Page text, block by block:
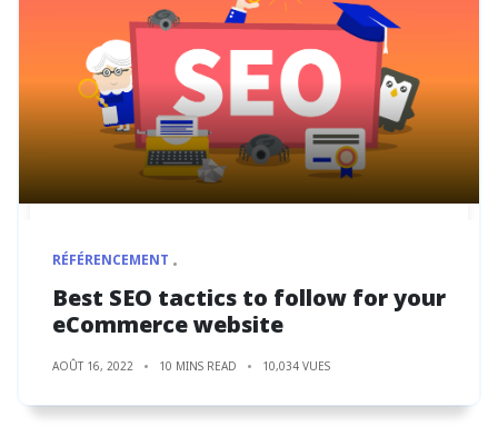
RÉFÉRENCEMENT
Best SEO tactics to follow for your
eCommerce website
AOÛT 16, 2022 10 MINS READ 10,034 VUES